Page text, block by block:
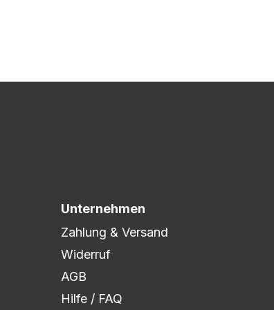
Wünsche
und die
Unternehmen
Zahlung & Versand
Widerruf
AGB
Hilfe / FAQ